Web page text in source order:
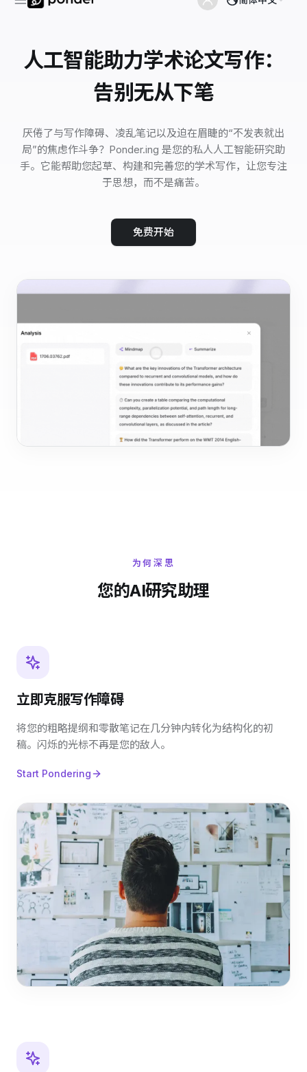
人工智能助力学术论文写作：
告别无从下笔
厌倦了与写作障碍、凌乱笔记以及迫在眉睫的“不发表就出
局”的焦虑作斗争？Ponder.ing 是您的私人人工智能研究助
手。它能帮助您起草、构建和完善您的学术写作，让您专注
于思想，而不是痛苦。
免费开始
为何深思
您的AI研究助理
立即克服写作障碍
将您的粗略提纲和零散笔记在几分钟内转化为结构化的初
稿。闪烁的光标不再是您的敌人。
Start Pondering